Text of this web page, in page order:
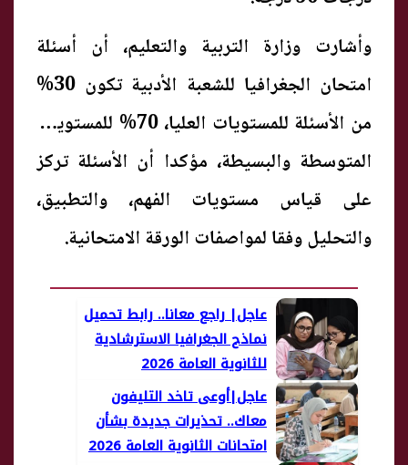
وأشارت وزارة التربية والتعليم، أن أسئلة
امتحان الجغرافيا للشعبة الأدبية تكون 30%
من الأسئلة للمستويات العليا، 70% للمستويات
المتوسطة والبسيطة، مؤكدا أن الأسئلة تركز
على قياس مستويات الفهم، والتطبيق،
والتحليل وفقا لمواصفات الورقة الامتحانية.
عاجل| راجع معانا.. رابط تحميل
نماذج الجغرافيا الاسترشادية
للثانوية العامة 2026
عاجل|أوعى تاخد التليفون
معاك.. تحذيرات جديدة بشأن
امتحانات الثانوية العامة 2026